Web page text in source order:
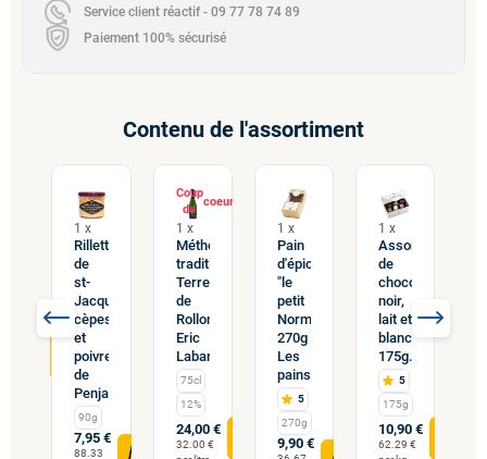
Service client réactif - 09 77 78 74 89
Paiement 100% sécurisé
Contenu de l'assortiment
1 x
Rillettes
de
st-
Jacques,
cèpes
et
poivre
de
Penja...
90g
7,95 €
88.33
Coup
de
1 x
Méthode
traditionnelle
Terre
de
Rollon
Eric
Labarre...
75cl
12%
24,00 €
32.00 €
1 x
Pain
d'épices
"le
petit
Normand"
270g
Les
pains...
5
270g
9,90 €
1 x
Assortiment
de
chocolats
noir,
lait et
blanc
175g...
5
175g
10,90 €
62.29 €